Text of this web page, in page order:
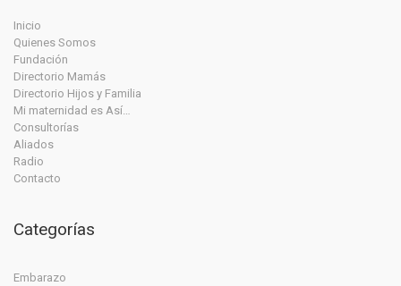
Inicio
Quienes Somos
Fundación
Directorio Mamás
Directorio Hijos y Familia
Mi maternidad es Así…
Consultorías
Aliados
Radio
Contacto
Categorías
Embarazo